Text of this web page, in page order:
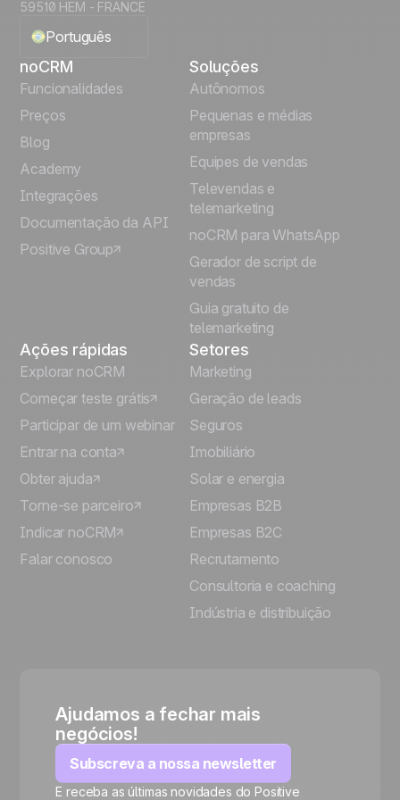
59510 HEM - FRANCE
Português
English
Français
Español
Italiano
Deutsch
noCRM
Funcionalidades
Preços
Blog
Academy
Integrações
Documentação da API
Positive Group
Soluções
Autônomos
Pequenas e médias
empresas
Equipes de vendas
Televendas e
telemarketing
noCRM para WhatsApp
Gerador de script de
vendas
Guia gratuito de
telemarketing
Ações rápidas
Explorar noCRM
Começar teste grátis
Participar de um webinar
Entrar na conta
Obter ajuda
Torne-se parceiro
Indicar noCRM
Falar conosco
Setores
Marketing
Geração de leads
Seguros
Imobiliário
Solar e energia
Empresas B2B
Empresas B2C
Recrutamento
Consultoria e coaching
Indústria e distribuição
Ajudamos a fechar mais
negócios!
Subscreva a nossa newsletter
E receba as últimas novidades do Positive